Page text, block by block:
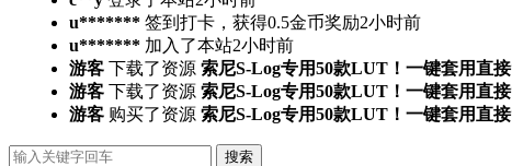
u******* 签到打卡，获得0.5金币奖励2小时前
u******* 加入了本站2小时前
游客 下载了资源 索尼S-Log专用50款LUT！一键套用直接
游客 下载了资源 索尼S-Log专用50款LUT！一键套用直接
游客 购买了资源 索尼S-Log专用50款LUT！一键套用直接
搜索